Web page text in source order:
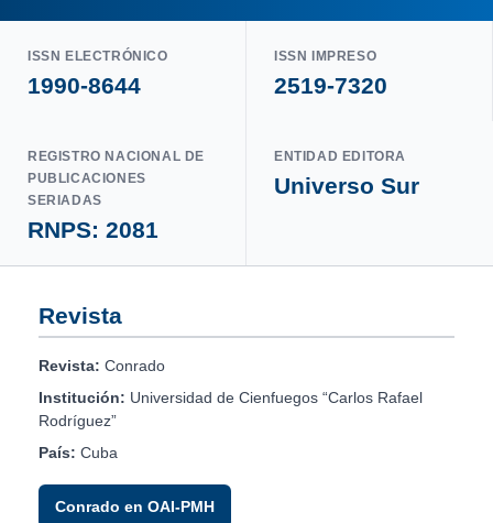
ISSN ELECTRÓNICO
1990-8644
ISSN IMPRESO
2519-7320
REGISTRO NACIONAL DE
PUBLICACIONES
SERIADAS
RNPS: 2081
ENTIDAD EDITORA
Universo Sur
Revista
Revista: Conrado
Institución: Universidad de Cienfuegos “Carlos Rafael
Rodríguez”
País: Cuba
Conrado en OAI-PMH